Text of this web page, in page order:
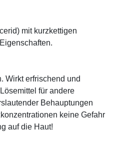
mit kurzkettigen
Wirkt erfrischend und
für andere
Behauptungen
keine Gefahr
auf die Haut!